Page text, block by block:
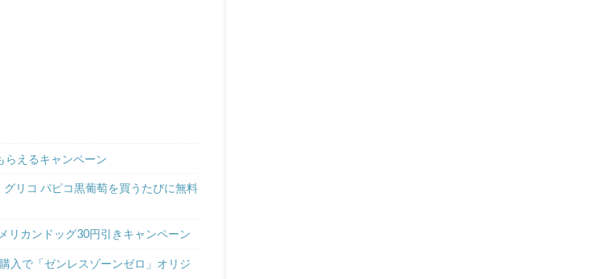
えるキャンペーン
リコ パピコ黒葡萄を買うたびに無料
カンドッグ30円引きキャンペーン
入で「ゼンレスゾーンゼロ」オリジ